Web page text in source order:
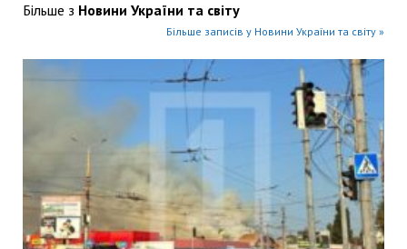
Більше з Новини України та світу
Більше записів у Новини України та світу »